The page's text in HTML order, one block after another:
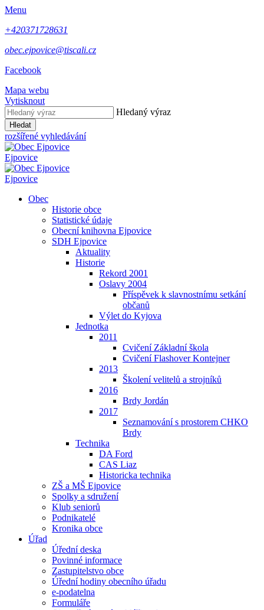
Menu
+420371728631
obec.ejpovice@tiscali.cz
Facebook
Mapa webu
Vytisknout
Hledaný výraz
Hledat
rozšířené vyhledávání
Ejpovice
Ejpovice
Obec
Historie obce
Statistické údaje
Obecní knihovna Ejpovice
SDH Ejpovice
Aktuality
Historie
Rekord 2001
Oslavy 2004
Příspěvek k slavnostnímu setkání
občanů
Výlet do Kyjova
Jednotka
2011
Cvičení Základní škola
Cvičení Flashover Kontejner
2013
Školení velitelů a strojníků
2016
Brdy Jordán
2017
Seznamování s prostorem CHKO
Brdy
Technika
DA Ford
CAS Liaz
Historicka technika
ZŠ a MŠ Ejpovice
Spolky a sdružení
Klub seniorů
Podnikatelé
Kronika obce
Úřad
Úřední deska
Povinné informace
Zastupitelstvo obce
Úřední hodiny obecního úřadu
e-podatelna
Formuláře